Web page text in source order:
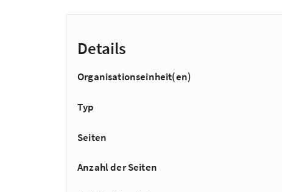
Details
Organisationseinheit(en)
Typ
Seiten
Anzahl der Seiten